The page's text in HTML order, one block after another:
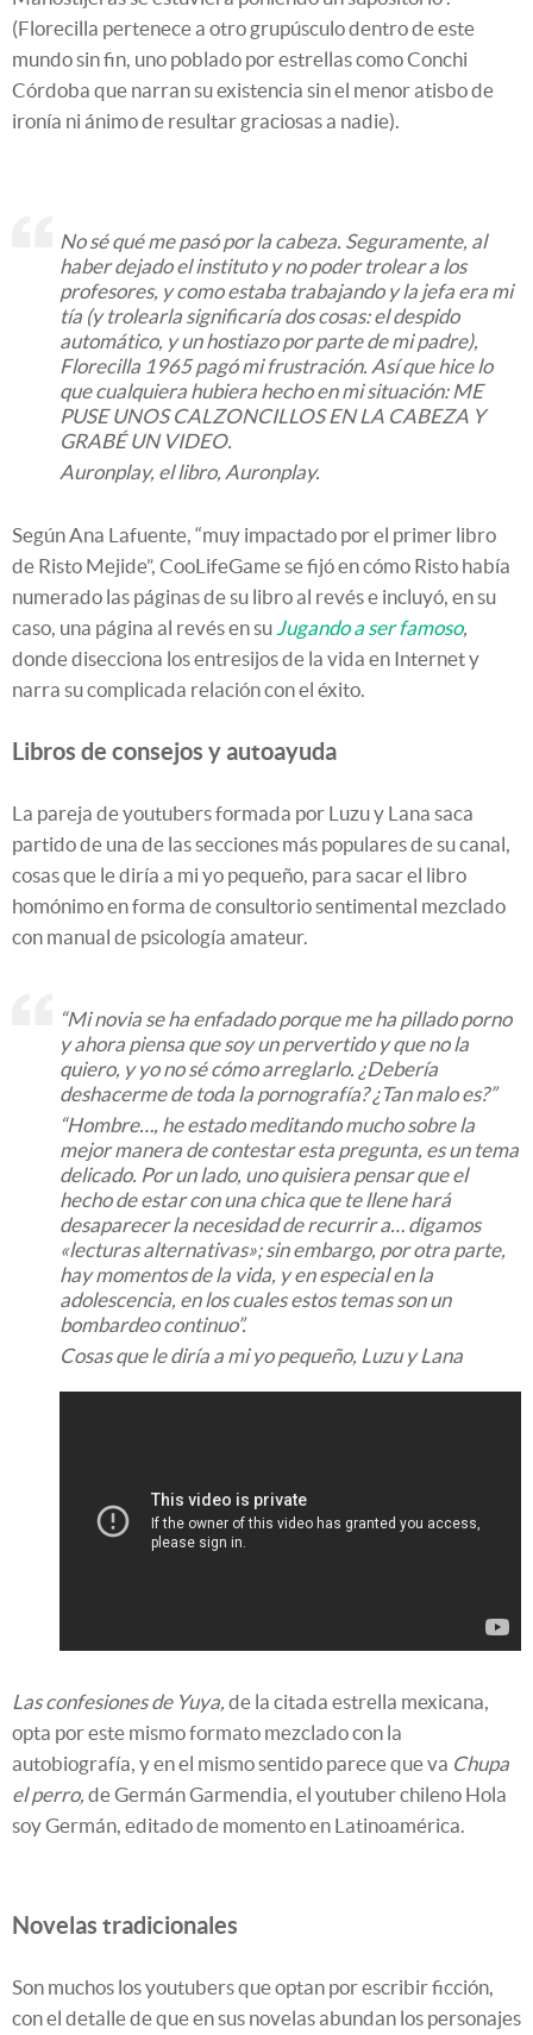
(Florecilla pertenece a otro grupúsculo dentro de este
mundo sin fin, uno poblado por estrellas como Conchi
Córdoba que narran su existencia sin el menor atisbo de
ironía ni ánimo de resultar graciosas a nadie).
No sé qué me pasó por la cabeza. Seguramente, al
haber dejado el instituto y no poder trolear a los
profesores, y como estaba trabajando y la jefa era mi
tía (y trolearla significaría dos cosas: el despido
automático, y un hostiazo por parte de mi padre),
Florecilla 1965 pagó mi frustración. Así que hice lo
que cualquiera hubiera hecho en mi situación: ME
PUSE UNOS CALZONCILLOS EN LA CABEZA Y
GRABÉ UN VIDEO.
Auronplay, el libro, Auronplay.
Según Ana Lafuente, “muy impactado por el primer libro
de Risto Mejide”, CooLifeGame se fijó en cómo Risto había
numerado las páginas de su libro al revés e incluyó, en su
caso, una página al revés en su Jugando a ser famoso,
donde disecciona los entresijos de la vida en Internet y
narra su complicada relación con el éxito.
Libros de consejos y autoayuda
La pareja de youtubers formada por Luzu y Lana saca
partido de una de las secciones más populares de su canal,
cosas que le diría a mi yo pequeño, para sacar el libro
homónimo en forma de consultorio sentimental mezclado
con manual de psicología amateur.
“Mi novia se ha enfadado porque me ha pillado porno
y ahora piensa que soy un pervertido y que no la
quiero, y yo no sé cómo arreglarlo. ¿Debería
deshacerme de toda la pornografía? ¿Tan malo es?”
“Hombre…, he estado meditando mucho sobre la
mejor manera de contestar esta pregunta, es un tema
delicado. Por un lado, uno quisiera pensar que el
hecho de estar con una chica que te llene hará
desaparecer la necesidad de recurrir a… digamos
«lecturas alternativas»; sin embargo, por otra parte,
hay momentos de la vida, y en especial en la
adolescencia, en los cuales estos temas son un
bombardeo continuo”.
Cosas que le diría a mi yo pequeño, Luzu y Lana
Las confesiones de Yuya, de la citada estrella mexicana,
opta por este mismo formato mezclado con la
autobiografía, y en el mismo sentido parece que va Chupa
el perro, de Germán Garmendia, el youtuber chileno Hola
soy Germán, editado de momento en Latinoamérica.
Novelas tradicionales
Son muchos los youtubers que optan por escribir ficción,
con el detalle de que en sus novelas abundan los personajes